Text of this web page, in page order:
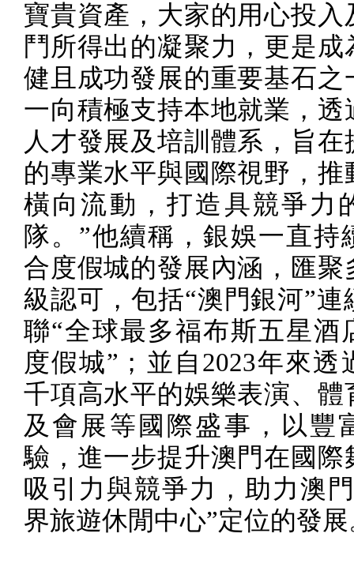
寶貴資產，大家的用心投入
鬥所得出的凝聚力，更是成
健且成功發展的重要基石之
一向積極支持本地就業，透
人才發展及培訓體系，旨在
的專業水平與國際視野，推
橫向流動，打造具競爭力
隊。”他續稱，銀娛一直持
合度假城的發展內涵，匯聚
級認可，包括“澳門銀河”連
聯“全球最多福布斯五星酒
度假城”；並自 2023年來透
千項高水平的娛樂表演、體
及會展等國際盛事，以豐
驗，進一步提升澳門在國際
吸引力與競爭力，助力澳
界旅遊休閒中心”定位的發